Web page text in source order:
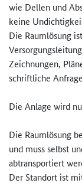
wie Dellen und
keine
Die Raumlösung
Zeichnungen,
schriftliche Anfrage
Die Anlage wird
Die Raumlösung
und muss selbst
abtransportiert
Der Standort ist